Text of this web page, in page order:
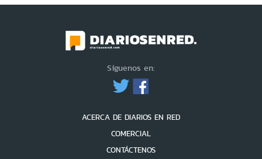
Síguenos en:
ACERCA DE DIARIOS EN RED
COMERCIAL
CONTÁCTENOS